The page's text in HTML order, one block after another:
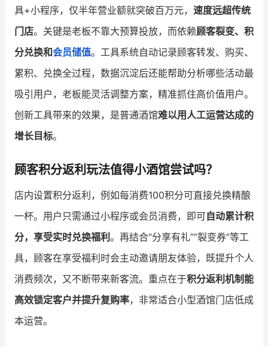
具+小程序，仅半年营业额就突破百万元， 速度远超传统
门店。关键是老板不靠大预算投放，而依赖顾客裂变、积
分兑换和会员储值。工具系统自动记录顾客转发、购买、
累积、兑换全过程，数据沉淀后还能帮助分析哪些活动最
吸引用户，老板能灵活调整方案，精准抓住高价值用户。
创新工具带来的效果，是普通酒馆难以用人工运营达成的
增长目标。
顾客积分返利玩法值得小酒馆尝试吗？
店内设置积分返利，例如每消费100积分可直接兑换精酿
一杯。用户只需通过小程序或会员消费，即可自动累计积
分，享受实时兑换福利 。再结合“分享有礼”“裂变券”等工
具，顾客在享受福利时会主动邀请朋友体验，既提升个人
消费频次，又不断带来新客流。重点在于积分返利机制能
高效锁定客户并提升复购率，非常适合小型酒馆门店低成
本运营。